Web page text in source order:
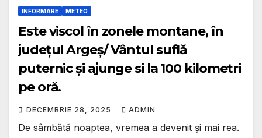
INFORMARE METEO
Este viscol în zonele montane, în
județul Argeș/ Vântul suflă
puternic și ajunge si la 100 kilometri
pe oră.
DECEMBRIE 28, 2025 ADMIN
De sâmbătă noaptea, vremea a devenit și mai rea.